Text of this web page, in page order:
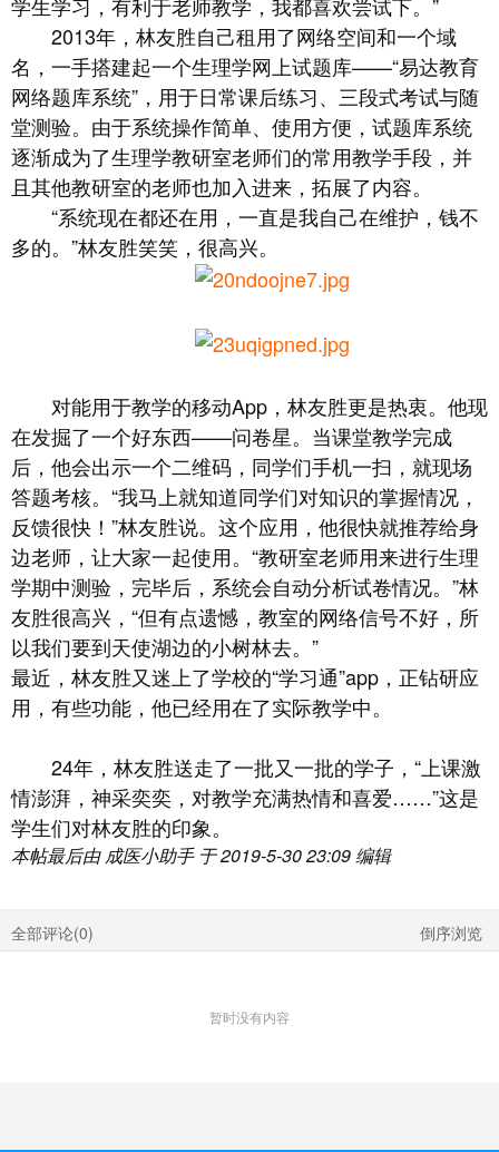
2013年，林友胜自己租用了网络空间和一个域
名，一手搭建起一个生理学网上试题库——“易达教育
网络题库系统”，用于日常课后练习、三段式考试与随
堂测验。由于系统操作简单、使用方便，试题库系统
逐渐成为了生理学教研室老师们的常用教学手段，并
且其他教研室的老师也加入进来，拓展了内容。
“系统现在都还在用，一直是我自己在维护，钱不
多的。”林友胜笑笑，很高兴。
对能用于教学的移动App，林友胜更是热衷。他现
在发掘了一个好东西——问卷星。当课堂教学完成
后，他会出示一个二维码，同学们手机一扫，就现场
答题考核。“我马上就知道同学们对知识的掌握情况，
反馈很快！”林友胜说。这个应用，他很快就推荐给身
边老师，让大家一起使用。“教研室老师用来进行生理
学期中测验，完毕后，系统会自动分析试卷情况。”林
友胜很高兴，“但有点遗憾，教室的网络信号不好，所
以我们要到天使湖边的小树林去。”
最近，林友胜又迷上了学校的“学习通”app，正钻研应
用，有些功能，他已经用在了实际教学中。
24年，林友胜送走了一批又一批的学子，“上课激
情澎湃，神采奕奕，对教学充满热情和喜爱……”这是
学生们对林友胜的印象。
本帖最后由 成医小助手 于 2019-5-30 23:09 编辑
全部评论(0) 倒序浏览
暂时没有内容